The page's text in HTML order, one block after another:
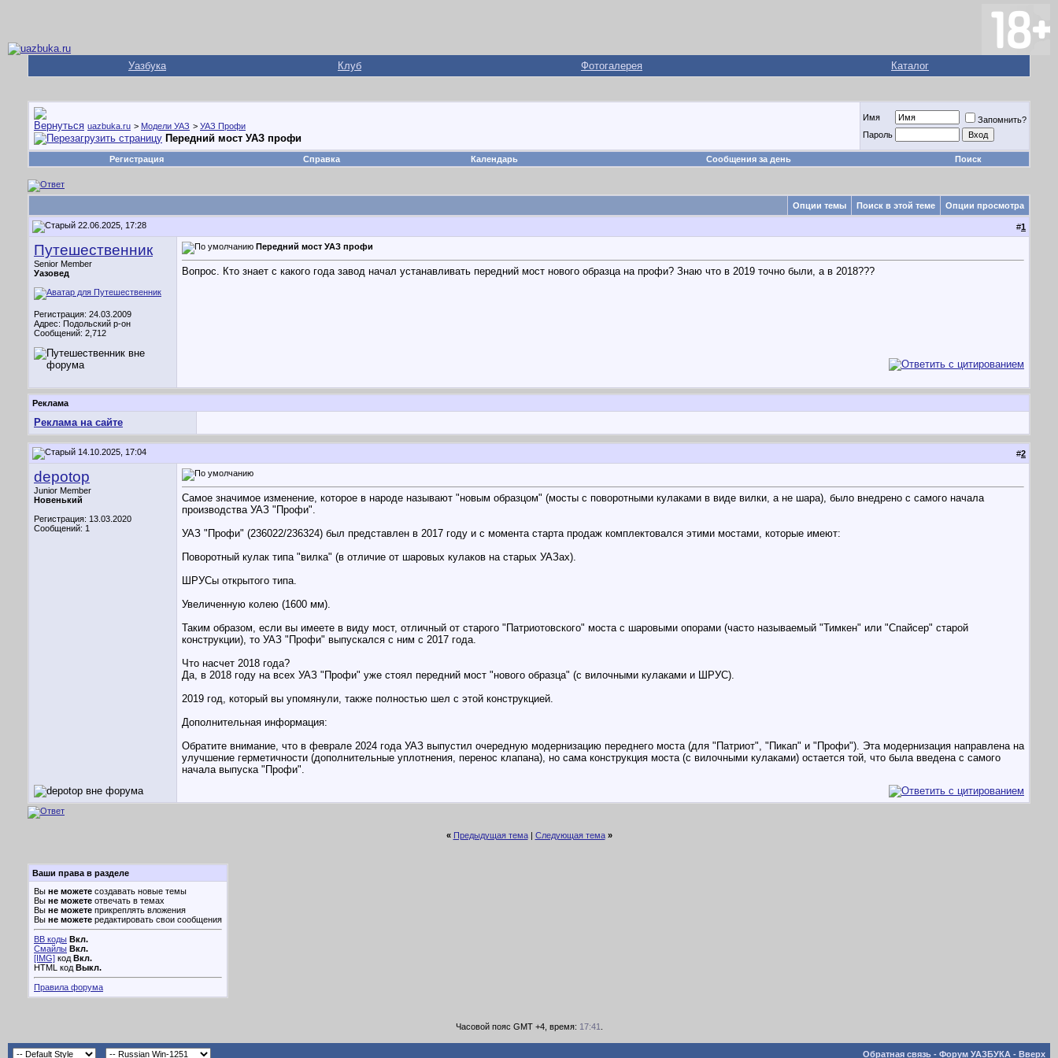
Уазбука Клуб Фотогалерея Каталог
uazbuka.ru > Модели УАЗ > УАЗ Профи
Передний мост УАЗ профи
Имя
Запомнить?
Пароль
Регистрация Справка Календарь Сообщения за день Поиск
Опции темы Поиск в этой теме Опции просмотра
22.06.2025, 17:28 #1
Путешественник
Senior Member
Уазовед
Регистрация: 24.03.2009
Адрес: Подольский р-он
Сообщений: 2,712
Передний мост УАЗ профи
Вопрос. Кто знает с какого года завод начал устанавливать передний мост нового образца на профи? Знаю что в 2019 точно были, а в 2018???
Реклама
Реклама на сайте
14.10.2025, 17:04 #2
depotop
Junior Member
Новенький
Регистрация: 13.03.2020
Сообщений: 1
Самое значимое изменение, которое в народе называют "новым образцом" (мосты с поворотными кулаками в виде вилки, а не шара), было внедрено с самого начала
производства УАЗ "Профи".
УАЗ "Профи" (236022/236324) был представлен в 2017 году и с момента старта продаж комплектовался этими мостами, которые имеют:
Поворотный кулак типа "вилка" (в отличие от шаровых кулаков на старых УАЗах).
ШРУСы открытого типа.
Увеличенную колею (1600 мм).
Таким образом, если вы имеете в виду мост, отличный от старого "Патриотовского" моста с шаровыми опорами (часто называемый "Тимкен" или "Спайсер" старой
конструкции), то УАЗ "Профи" выпускался с ним с 2017 года.
Что насчет 2018 года?
Да, в 2018 году на всех УАЗ "Профи" уже стоял передний мост "нового образца" (с вилочными кулаками и ШРУС).
2019 год, который вы упомянули, также полностью шел с этой конструкцией.
Дополнительная информация:
Обратите внимание, что в феврале 2024 года УАЗ выпустил очередную модернизацию переднего моста (для "Патриот", "Пикап" и "Профи"). Эта модернизация направлена на
улучшение герметичности (дополнительные уплотнения, перенос клапана), но сама конструкция моста (с вилочными кулаками) остается той, что была введена с самого
начала выпуска "Профи".
« Предыдущая тема| Следующая тема »
Ваши права в разделе
Вы не можете создавать новые темы
Вы не можете отвечать в темах
Вы не можете прикреплять вложения
Вы не можете редактировать свои сообщения
BB коды Вкл.
Смайлы Вкл.
[IMG] код Вкл.
HTML код Выкл.
Правила форума
Часовой пояс GMT +4, время: 17:41
Обратная связь - Форум УАЗБУКА - Вверх